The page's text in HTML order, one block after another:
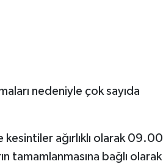
nedeniyle çok sayıda
kesintiler ağırlıklı olarak 09.00
tamamlanmasına bağlı olarak